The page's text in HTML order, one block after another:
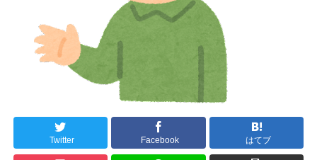
Twitter Facebook はてブ